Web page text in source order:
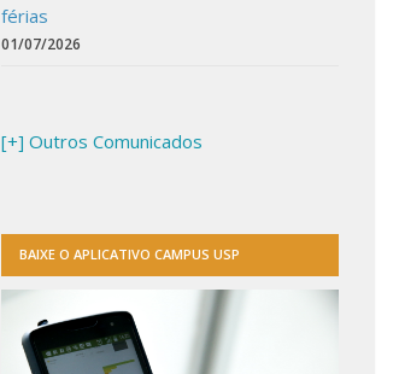
férias
01/07/2026
[+] Outros Comunicados
BAIXE O APLICATIVO CAMPUS USP